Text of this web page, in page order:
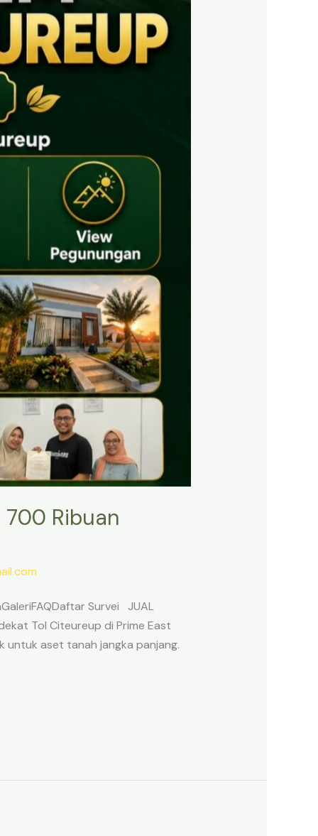
700 Ribuan
Survei JUAL
dekat Tol Citeureup di Prime East
untuk aset tanah jangka panjang.